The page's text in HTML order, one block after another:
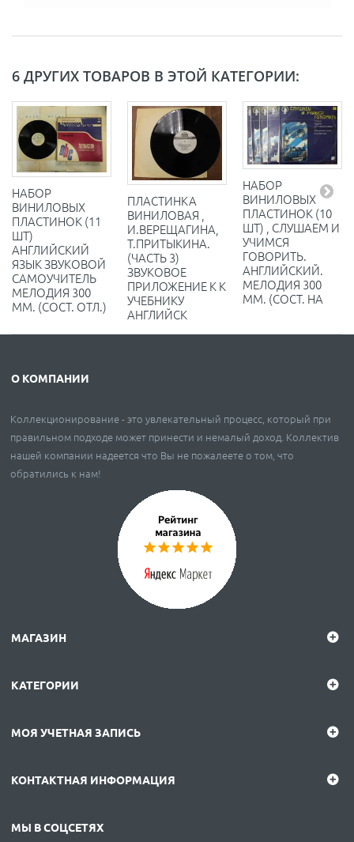
6 ДРУГИХ ТОВАРОВ В ЭТОЙ КАТЕГОРИИ:
НАБОР
ВИНИЛОВЫХ
ПЛАСТИНОК (11
ШТ)
АНГЛИЙСКИЙ
ЯЗЫК ЗВУКОВОЙ
САМОУЧИТЕЛЬ
МЕЛОДИЯ 300
ММ. (СОСТ. ОТЛ.)
ПЛАСТИНКА
ВИНИЛОВАЯ ,
И.ВЕРЕЩАГИНА,
Т.ПРИТЫКИНА.
(ЧАСТЬ 3)
ЗВУКОВОЕ
ПРИЛОЖЕНИЕ К К
УЧЕБНИКУ
АНГЛИЙСК
НАБОР
ВИНИЛОВЫХ
ПЛАСТИНОК (10
ШТ) , СЛУШАЕМ И
УЧИМСЯ
ГОВОРИТЬ.
АНГЛИЙСКИЙ.
МЕЛОДИЯ 300
ММ. (СОСТ. НА
О КОМПАНИИ
Коллекционирование - это увлекательный процесс, который при
правильном подходе может принести и немалый доход. Коллектив
нашей компании надеется что Вы не пожалеете о том, что
обратились к нам!
МАГАЗИН
КАТЕГОРИИ
МОЯ УЧЕТНАЯ ЗАПИСЬ
КОНТАКТНАЯ ИНФОРМАЦИЯ
МЫ В СОЦСЕТЯХ